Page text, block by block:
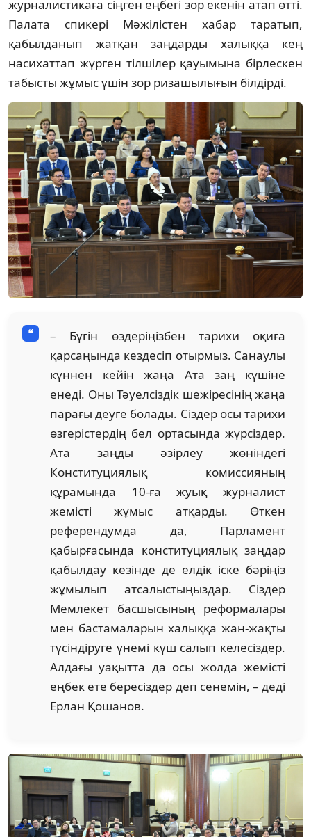
журналистикаға сіңген еңбегі зор екенін атап өтті.
Палата спикері Мәжілістен хабар таратып,
қабылданып жатқан заңдарды халыққа кең
насихаттап жүрген тілшілер қауымына бірлескен
табысты жұмыс үшін зор ризашылығын білдірді.
– Бүгін өздеріңізбен тарихи оқиға
қарсаңында кездесіп отырмыз. Санаулы
күннен кейін жаңа Ата заң күшіне
енеді. Оны Тәуелсіздік шежіресінің жаңа
парағы деуге болады. Сіздер осы тарихи
өзгерістердің бел ортасында жүрсіздер.
Ата заңды әзірлеу жөніндегі
Конституциялық комиссияның
құрамында 10-ға жуық журналист
жемісті жұмыс атқарды. Өткен
референдумда да, Парламент
қабырғасында конституциялық заңдар
қабылдау кезінде де елдік іске бәріңіз
жұмылып атсалыстыңыздар. Сіздер
Мемлекет басшысының реформалары
мен бастамаларын халыққа жан-жақты
түсіндіруге үнемі күш салып келесіздер.
Алдағы уақытта да осы жолда жемісті
еңбек ете бересіздер деп сенемін, – деді
Ерлан Қошанов.